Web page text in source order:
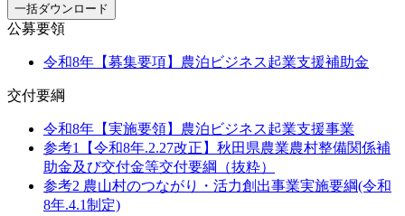
一括ダウンロード
公募要領
令和8年【募集要項】農泊ビジネス起業支援補助金
交付要綱
令和8年【実施要領】農泊ビジネス起業支援事業
参考1【令和8年.2.27改正】秋田県農業農村整備関係補
助金及び交付金等交付要綱（抜粋）
参考2 農山村のつながり・活力創出事業実施要綱(令和
8年.4.1制定)